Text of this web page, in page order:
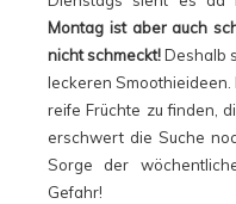
Montag ist aber auch
nicht schmeckt!Deshalb
leckeren
reife Früchte zu finden,
erschwert die Suche
Sorge der
Gefahr!